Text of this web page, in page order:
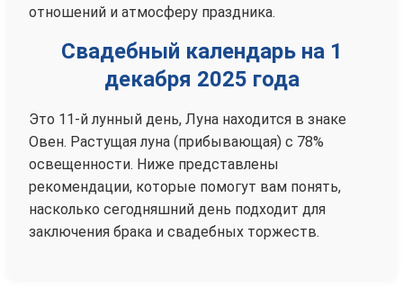
отношений и атмосферу праздника.
Свадебный календарь на 1
декабря 2025 года
Это 11-й лунный день, Луна находится в знаке
Овен. Растущая луна (прибывающая) с 78%
освещенности. Ниже представлены
рекомендации, которые помогут вам понять,
насколько сегодняшний день подходит для
заключения брака и свадебных торжеств.